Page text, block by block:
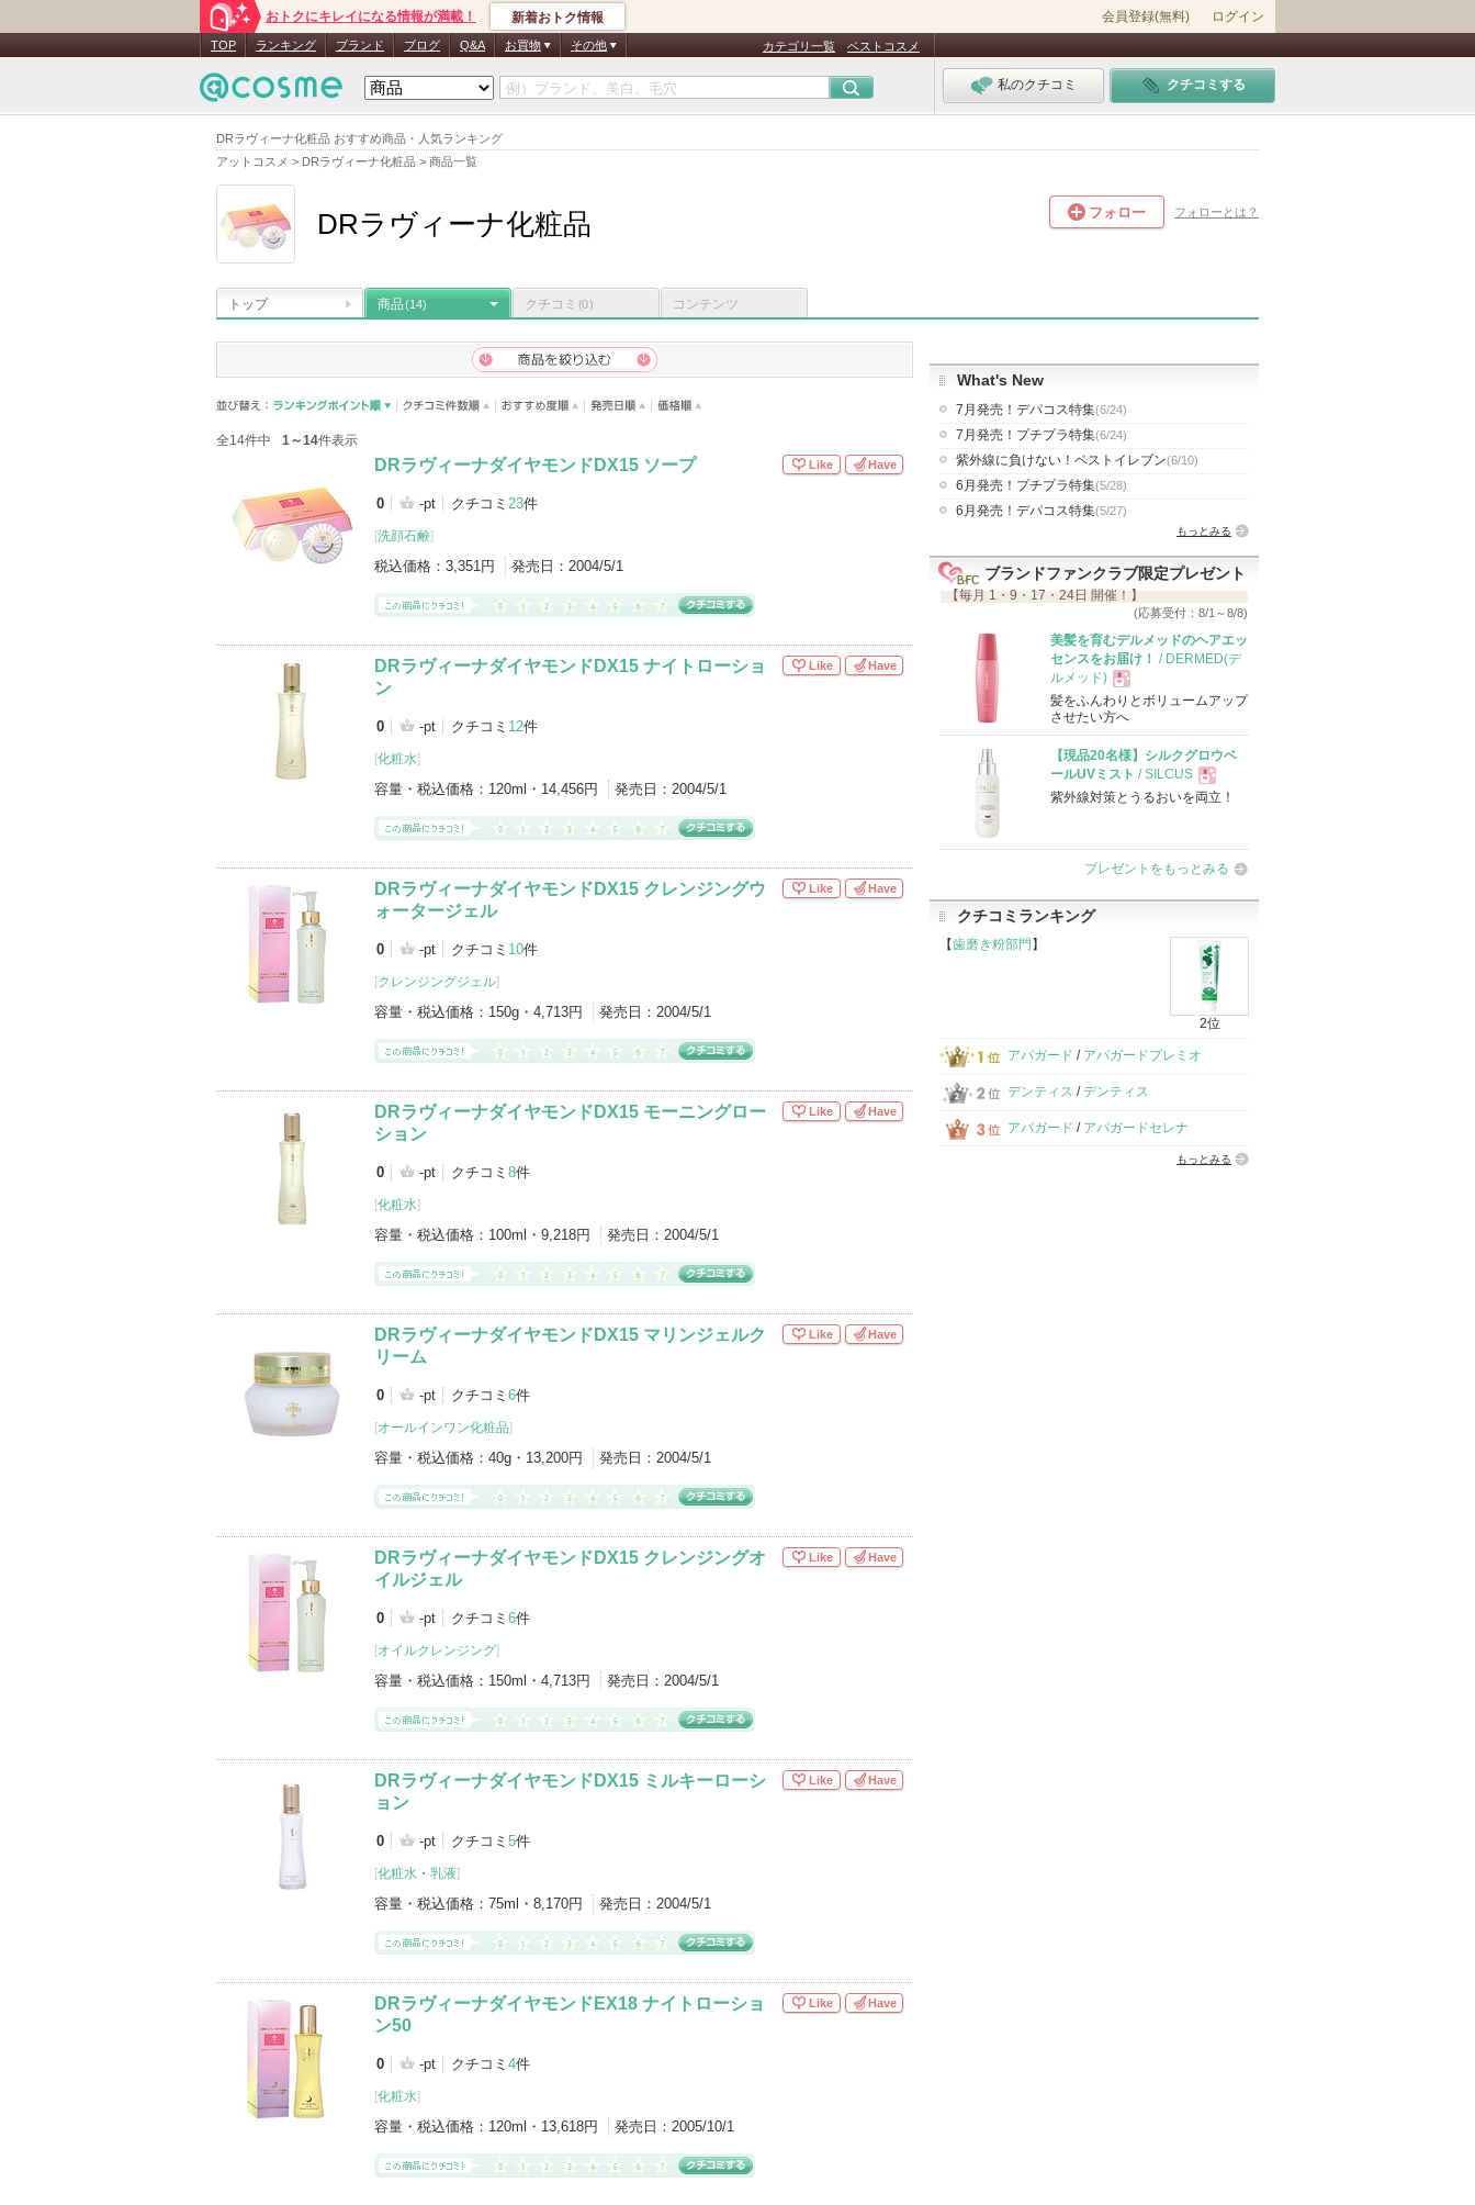
DRラヴィーナ化粧品 おすすめ商品・人気ランキング
アットコスメ > DRラヴィーナ化粧品 > 商品一覧
おトクにキレイになる情報が満載！ 新着おトク情報 会員登録(無料) ログイン
TOP ランキング ブランド ブログ Q&A お買物 その他 カテゴリ一覧 ベストコスメ
私のクチコミ クチコミする
DRラヴィーナ化粧品 フォロー フォローとは？
トップ 商品(14) クチコミ (0) コンテンツ
全14件中 1～14件表示
DRラヴィーナダイヤモンドDX15 ソープ
0 -pt クチコミ 23件
[洗顔石鹸]
税込価格： 3,351円 発売日： 2004/5/1
Like Have
DRラヴィーナダイヤモンドDX15 ナイトローショ
ン
0 -pt クチコミ 12件
[化粧水]
容量・税込価格： 120ml・14,456円 発売日： 2004/5/1
Like Have
DRラヴィーナダイヤモンドDX15 クレンジングウ
ォータージェル
0 -pt クチコミ 10件
[クレンジングジェル]
容量・税込価格： 150g・4,713円 発売日： 2004/5/1
Like Have
DRラヴィーナダイヤモンドDX15 モーニングロー
ション
0 -pt クチコミ 8件
[化粧水]
容量・税込価格： 100ml・9,218円 発売日： 2004/5/1
Like Have
DRラヴィーナダイヤモンドDX15 マリンジェルク
リーム
0 -pt クチコミ 6件
[オールインワン化粧品]
容量・税込価格： 40g・13,200円 発売日： 2004/5/1
Like Have
DRラヴィーナダイヤモンドDX15 クレンジングオ
イルジェル
0 -pt クチコミ 6件
[オイルクレンジング]
容量・税込価格： 150ml・4,713円 発売日： 2004/5/1
Like Have
DRラヴィーナダイヤモンドDX15 ミルキーローシ
ョン
0 -pt クチコミ 5件
[化粧水 ・ 乳液]
容量・税込価格： 75ml・8,170円 発売日： 2004/5/1
Like Have
DRラヴィーナダイヤモンドEX18 ナイトローショ
ン50
0 -pt クチコミ 4件
[化粧水]
容量・税込価格： 120ml・13,618円 発売日： 2005/10/1
Like Have
What's New
7月発売！デパコス特集(6/24)
7月発売！プチプラ特集(6/24)
紫外線に負けない！ベストイレブン(6/10)
6月発売！プチプラ特集(5/28)
6月発売！デパコス特集(5/27)
もっとみる
ブランドファンクラブ限定プレゼント
【毎月 1・9・17・24日 開催！】
(応募受付：8/1～8/8)
美髪を育むデルメッドのヘアエッ
センスをお届け！
/ DERMED(デ
ルメッド)
現
品
髪をふんわりとボリュームアップ
させたい方へ
【現品20名様】シルクグロウベ
ールUVミスト / SILCUS
現
品
紫外線対策とうるおいを両立！
プレゼントをもっとみる
クチコミランキング
【歯磨き粉部門 】
2位
アパガード / アパガードプレミオ
デンティス /デンティス
アパガード / アパガードセレナ
もっとみる